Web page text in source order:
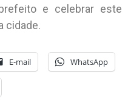
e celebrar este
cidade.
E-mail WhatsApp